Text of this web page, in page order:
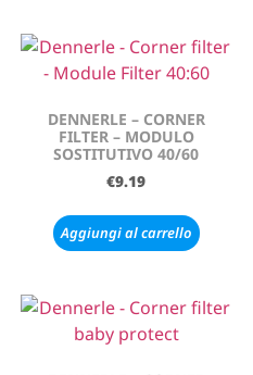
DENNERLE – CORNER
FILTER – MODULO
SOSTITUTIVO 40/60
€9.19
Aggiungi al carrello